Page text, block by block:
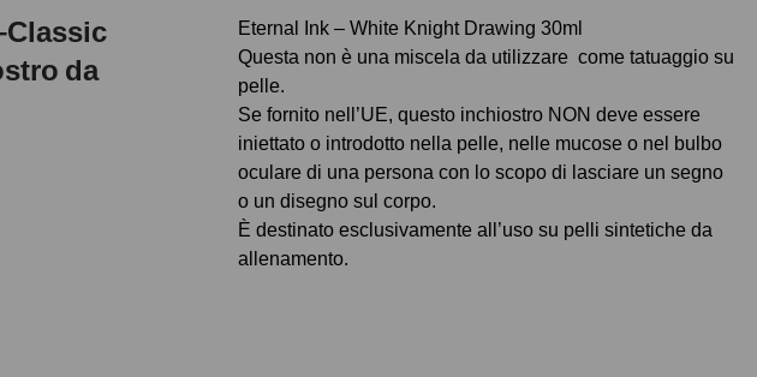
da
Eternal Ink – White Knight Drawing 30ml
Questa non è una miscela da utilizzare come tatuaggio su
pelle.
Se fornito nell’UE, questo inchiostro NON deve essere
iniettato o introdotto nella pelle, nelle mucose o nel bulbo
oculare di una persona con lo scopo di lasciare un segno
o un disegno sul corpo.
È destinato esclusivamente all’uso su pelli sintetiche da
allenamento.